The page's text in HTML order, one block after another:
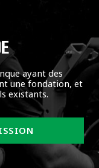
ayant des
une fondation, et
existants.